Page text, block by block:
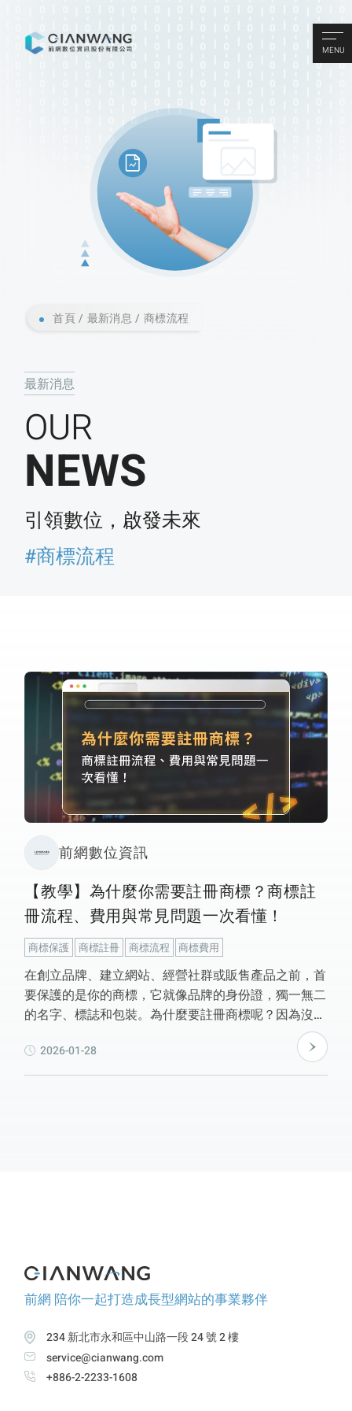
MENU
首頁 最新消息 商標流程
最新消息
OUR
NEWS
引領數位，啟發未來
#商標流程
前網數位資訊
【教學】為什麼你需要註冊商標？商標註
冊流程、費用與常見問題一次看懂！
商標保護 商標註冊 商標流程 商標費用
在創立品牌、建立網站、經營社群或販售產品之前，首
要保護的是你的商標，它就像品牌的身份證，獨一無二
的名字、標誌和包裝。為什麼要註冊商標呢？因為沒有
註冊就沒有法律保護，註冊商標可以保護品牌名稱、經
營權、增加商業價值、在電商平台獲得優先審核。商標
可以保護文字、圖案、聲音、顏色組合、立體形狀等，
2026-01-28
前網 陪你一起打造成長型網站的事業夥伴
234 新北市永和區中山路一段 24 號 2 樓
service@cianwang.com
+886-2-2233-1608